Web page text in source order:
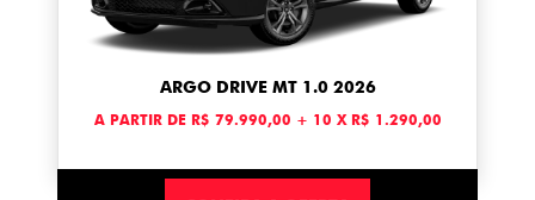
ARGO DRIVE MT 1.0 2026
A PARTIR DE R$ 79.990,00 + 10 X R$ 1.290,00